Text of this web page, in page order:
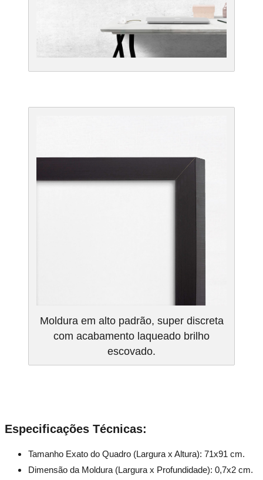
Moldura em alto padrão, super discreta
com acabamento laqueado brilho
escovado.
Especificações Técnicas:
Tamanho Exato do Quadro (Largura x Altura): 71x91 cm.
Dimensão da Moldura (Largura x Profundidade): 0,7x2 cm.